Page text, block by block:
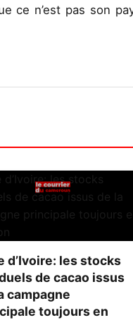
ce n’est pas son
d’Ivoire: les stocks
de cacao issus
campagne
toujours en